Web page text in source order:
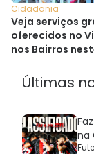
Cidadania
Veja serviços
oferecidos no
nos Bairros
Últimas
na